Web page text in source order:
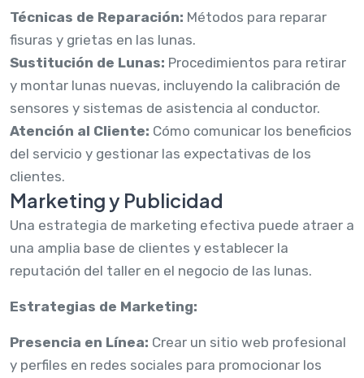
Técnicas de Reparación: Métodos para reparar
fisuras y grietas en las lunas.
Sustitución de Lunas: Procedimientos para retirar
y montar lunas nuevas, incluyendo la calibración de
sensores y sistemas de asistencia al conductor.
Atención al Cliente: Cómo comunicar los beneficios
del servicio y gestionar las expectativas de los
clientes.
Marketing y Publicidad
Una estrategia de marketing efectiva puede atraer a
una amplia base de clientes y establecer la
reputación del taller en el negocio de las lunas.
Estrategias de Marketing:
Presencia en Línea: Crear un sitio web profesional
y perfiles en redes sociales para promocionar los